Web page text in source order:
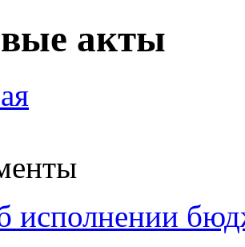
акты
исполнении